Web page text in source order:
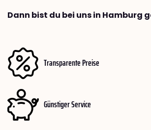
Dann bist du bei uns in Hamburg
Transparente Preise
Günstiger Service